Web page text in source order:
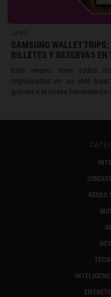
SAMSUNG WALLET
BILLETES Y RESERVAS EN
Este verano tener todos
organizados en un solo
gracias a la nueva herramienta
REDES